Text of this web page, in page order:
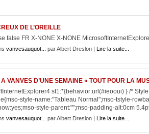
DE L’OREILLE
false FR X-NONE X-NONE
vanvesauquot... par Albert Dreslon | Lire la suite...
VANVES D’UNE SEMAINE « TOUT POUR LA
st1:*{behavior:url(#ieooui) } /*
style-name:"Tableau Normal";mso-tstyle-
style-parent:"";mso-padding-alt:0cm
vanvesauquot... par Albert Dreslon | Lire la suite...